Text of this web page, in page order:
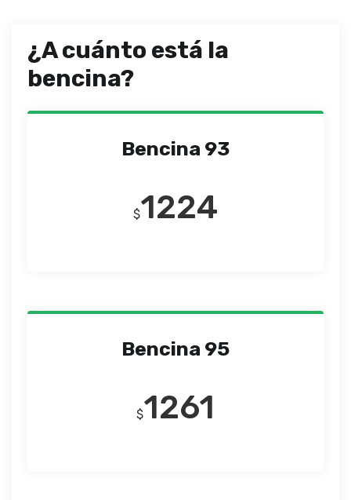
¿A cuánto está la
bencina?
Bencina 93
$1224
Bencina 95
$1261